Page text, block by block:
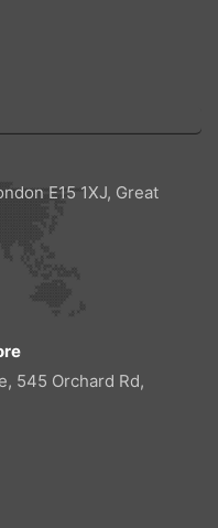
E15 1XJ, Great
545 Orchard Rd,